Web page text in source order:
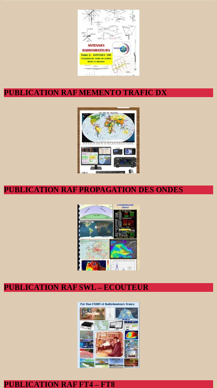
PUBLICATION RAF MEMENTO TRAFIC DX
PUBLICATION RAF PROPAGATION DES ONDES
PUBLICATION RAF SWL – ECOUTEUR
PUBLICATION RAF FT4 – FT8